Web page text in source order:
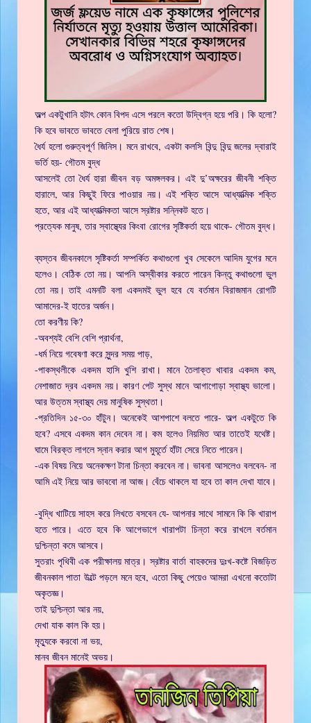
অল্প একটুখানি হটাৎ কোন বিপদ এসে পরলে কতো উদ্বিগ্ন হয়ে পরি। কি হলো?
কি হবে ভাবতে ভাবতে বেলা পুরিয়ে রাত শেষ।
ধৈর্য হলো গুরুত্বপূর্ণ জিনিস। মনে রাখবে, একটা কলসি বিন্দু বিন্দু জলের দ্বারাই
ভর্তি হয়- গৌতম বুদ্ধ
আসলেই তো ধৈর্য হারা জীবন বড় অমঙ্গলকর। এই দু’অক্ষরের জীবনী শক্তি
হারালে, আর কিছুই ফিরে পাওয়ার নয়। এই শক্তি আসে আধ্যাত্মিক শক্তি
হতে, আর এই আধ্যাত্মিকতা আসে স্রষ্টার সন্নিকট হতে।
প্রত্যেক মানুষ, তার স্বাস্থ্যের কিংবা রোগের সৃষ্টিকর্তা হয়ে থাকে- গৌতম বুদ্ধ।
ব্যস্তব জীবনকালে সৃষ্টিকর্তা সম্পর্কিত কথাগুলো খুব সেকেলে আদিম যুগের মনে
হলেও। বেঠিক তো নয়। আপনি অস্বীকার করতে পারেন কিন্তু কথাগুলো ভুল
তো নয়। তাই এমনটি বলা একদমই ভুল হবে যে বর্তমান বিরাজমান রোগটি
আমাদের-ই হাতের অর্জন।
তো করণীয় কি?
-অবশ্যই বেশি বেশি প্রার্থনা,
-ধর্ম নিয়ে গবেষণা করে সুন্দর সময় পাড়,
-পাকস্থলীকে একদম হাসি খুশি রাখা। মানে তৈলাক্ত খাবার একদম কম,
নেশাজাত দ্রব একদম নয়। কারণ পেট সুস্থ মানে আগাগোড়া স্বাস্থ্য ভালো।
আর উত্তম স্বাস্থ্য দেয় মানুষিক সুস্থতা।
-প্রতিদিন ১৫-৩০ হাঁটুন। অনেকেই আশপাশে বলতে পারে- অল্প একটুতে কি
হবে? এসবে একদম কান দেবেন না। কম হলেও নিয়মিত আর তাতেই যথেষ্ট।
ঘামে বিরক্ত লাগলে স্নান করার আগ মুহূর্তে হাঁটা সেরে নিতে পারেন।
-এক বিষয় নিয়ে অনেকক্ষণ টানা চিন্তা করবেন না। ভাবনা আসলেও বলবেন- না
আমি এই নিয়ে আর ভাববো না আজ। বেঁচে থাকলে যা হবে তা কাল দেখা যাবে।
-বুদ্ধি খাটিয়ে সাহস করে লিখতে বসবেন যে- আপনার সাথে সামনে কি কি খারাপ
হতে পারে। এতে হবে কি আগেভাগে খারাপটা চিন্তা করে রাখলে বর্তমান
দুশ্চিন্তা কমে আসবে।
সুতরাং পৃথিবী এক পরীক্ষালয় মাত্র। স্রষ্টার বার্তা বাহকদের দুঃখ-কষ্টে বিজড়িত
জীবনকাল পাতা উল্টে পড়লে মনে হবে, এতো কিছু পেয়েও আমরা এখনো কতোটা
অকৃতজ্ঞ।
তাই দুশ্চিন্তা আর নয়,
দেখা যাক কাল কি হয়।
মৃত্যুকে করবো না ভয়,
মানব জীবন মানেই অভয়।